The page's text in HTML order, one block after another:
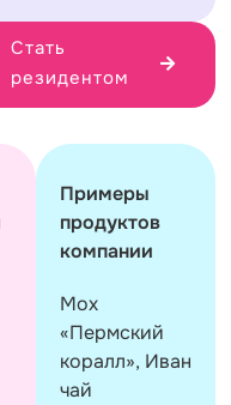
Стать
резидентом
Примеры
продуктов
компании
Мох
«Пермский
коралл», Иван
чай